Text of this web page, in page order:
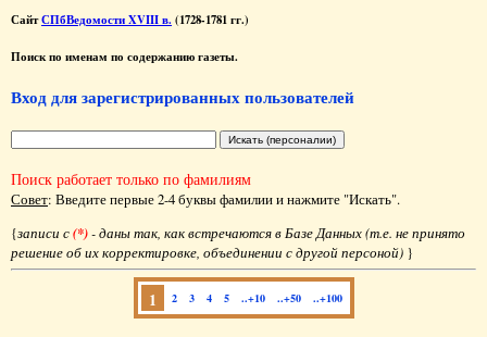
СайтСПбВедомости XVIII в. (1728-1781 гг.)
Поиск по именам по содержанию газеты.
Вход для зарегистрированных пользователей
Поиск работает только по фамилиям
Совет: Введите первые 2-4 буквы фамилии и нажмите "Искать".
{записи с(*)- даны так, как встречаются в Базе Данных (т.е. не принято
решение об их корректировке, объединении с другой персоной) }
1 2 3 4 5 ..+10 ..+50 ..+100